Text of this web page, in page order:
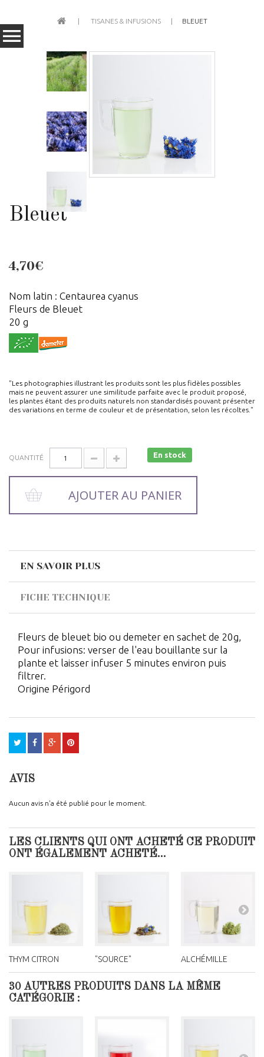
TISANES & INFUSIONS BLEUET
Bleuet
4,70€
Nom latin : Centaurea cyanus
Fleurs de Bleuet
20 g
"Les photographies illustrant les produits sont les plus fidèles possibles
mais ne peuvent assurer une similitude parfaite avec le produit proposé,
les plantes étant des produits naturels non standardisés pouvant présenter
des variations en terme de couleur et de présentation, selon les récoltes."
QUANTITÉ En stock
AJOUTER AU PANIER
EN SAVOIR PLUS
FICHE TECHNIQUE
Fleurs de bleuet bio ou demeter en sachet de 20g,
Pour infusions: verser de l'eau bouillante sur la
plante et laisser infuser 5 minutes environ puis
filtrer.
Origine Périgord
AVIS
Aucun avis n'a été publié pour le moment.
LES CLIENTS QUI ONT ACHETÉ CE PRODUIT
ONT ÉGALEMENT ACHETÉ...
THYM CITRON "SOURCE" ALCHÉMILLE
30 AUTRES PRODUITS DANS LA MÊME
CATÉGORIE :